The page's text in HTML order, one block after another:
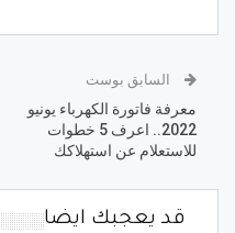
السابق بوست
معرفة فاتورة الكهرباء يونيو
2022.. اعرف 5 خطوات
للاستعلام عن استهلاكك
قد يعجبك ايضا